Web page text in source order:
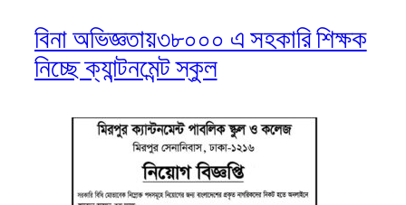
বিনা অভিজ্ঞতায়৩৮০০০ এ সহকারি শিক্ষক
নিচ্ছে ক্যান্টনমেন্ট স্কুল